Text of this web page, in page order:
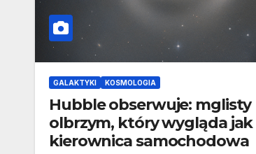
GALAKTYKI KOSMOLOGIA
Hubble obserwuje: mglisty
olbrzym, który wygląda jak
kierownica samochodowa